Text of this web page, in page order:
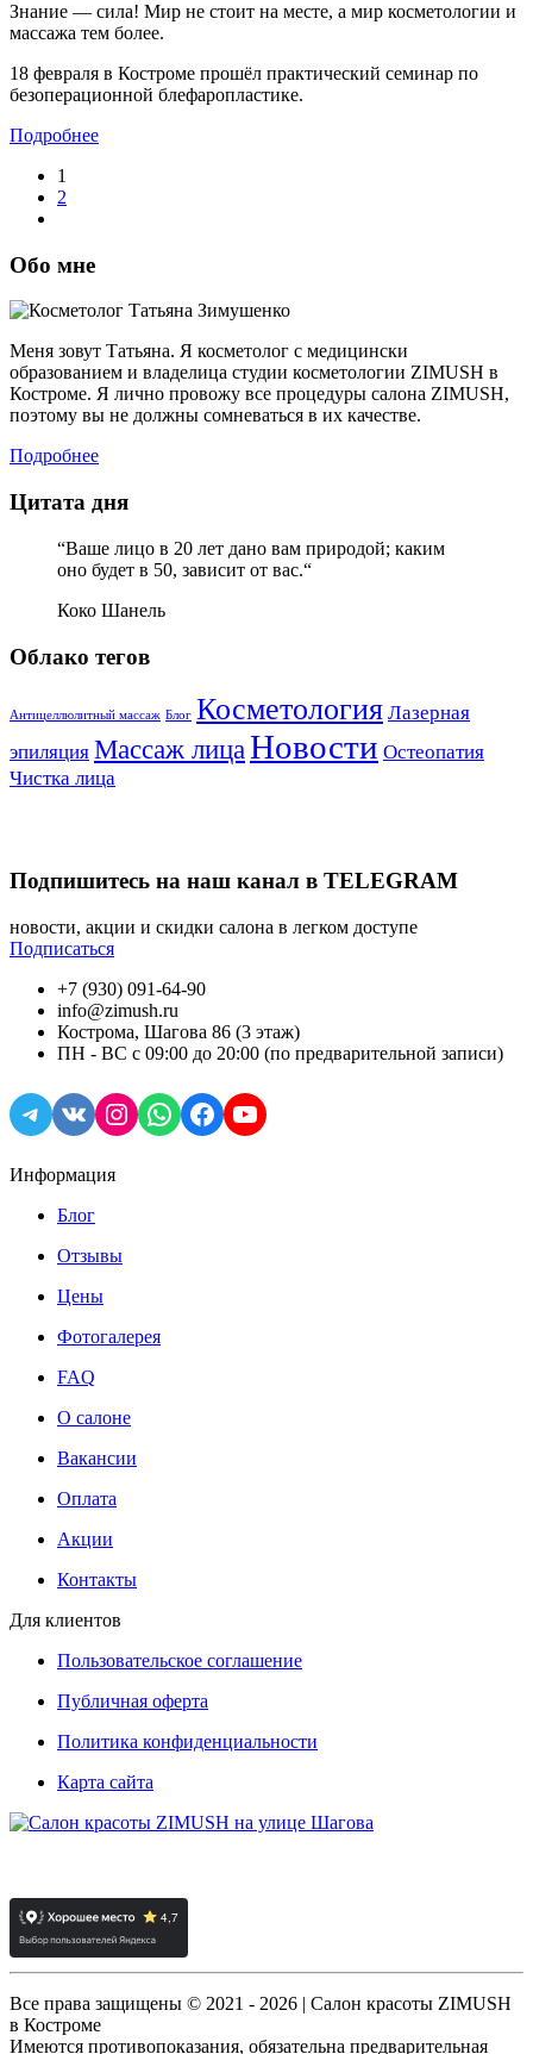
Знание — сила! Мир не стоит на месте, а мир косметологии и
массажа тем более.
18 февраля в Костроме прошёл практический семинар по
безоперационной блефаропластике.
Подробнее
1
2
Обо мне
Меня зовут Татьяна. Я косметолог с медицински
образованием и владелица студии косметологии ZIMUSH в
Костроме. Я лично провожу все процедуры салона ZIMUSH,
поэтому вы не должны сомневаться в их качестве.
Подробнее
Цитата дня
“Ваше лицо в 20 лет дано вам природой; каким
оно будет в 50, зависит от вас.“
Коко Шанель
Облако тегов
Антицеллюлитный массаж Блог Косметология Лазерная
эпиляция Массаж лицаНовости Остеопатия
Чистка лица
Подпишитесь на наш канал в TELEGRAM
новости, акции и скидки салона в легком доступе
Подписаться
+7 (930) 091-64-90
info@zimush.ru
Кострома, Шагова 86 (3 этаж)
ПН - ВС с 09:00 до 20:00 (по предварительной записи)
Telegram
VK Instagram
WhatsApp
Facebook
YouTube
Информация
Блог
Отзывы
Цены
Фотогалерея
FAQ
О салоне
Вакансии
Оплата
Акции
Контакты
Для клиентов
Пользовательское соглашение
Публичная оферта
Политика конфиденциальности
Карта сайта
Все права защищены © 2021 - 2026 | Салон красоты ZIMUSH
в Костроме
Имеются противопоказания, обязательна предварительная